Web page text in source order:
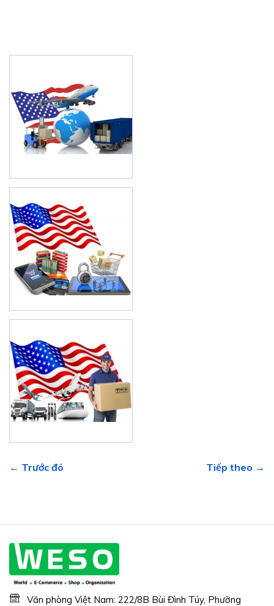
← Trước đó Tiếp theo →
Văn phòng Việt Nam: 222/8B Bùi Đình Túy, Phường